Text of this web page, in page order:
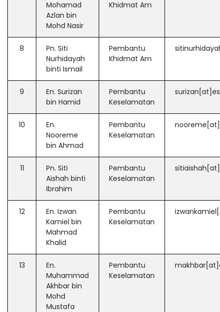
Mohamad
Azlan bin
Mohd Nasir
Khidmat Am
8
Pn. Siti
Nurhidayah
binti Ismail
Pembantu
Khidmat Am
9
En. Surizan
bin Hamid
Pembantu
Keselamatan
10
En.
Nooreme
bin Ahmad
Pembantu
Keselamatan
11
Pn. Siti
Aishah binti
Ibrahim
Pembantu
Keselamatan
12
En. Izwan
Kamiel bin
Mahmad
Khalid
Pembantu
Keselamatan
13
En.
Muhammad
Akhbar bin
Mohd
Mustafa
Pembantu
Keselamatan